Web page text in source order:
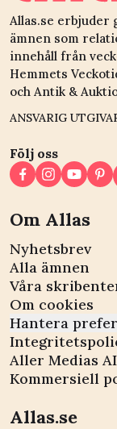
Allas.se
ämnen som
innehåll från
Hemmets
och Antik &
ANSVARIG
Följ oss
Om Allas
Nyhetsbrev
Alla ämnen
Våra
Om cookies
Hantera
Aller Medias
Kommersiell
Allas.se